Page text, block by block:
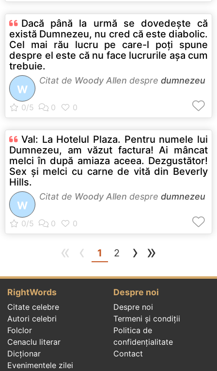
Dacă până la urmă se dovedeşte că
există Dumnezeu, nu cred că este diabolic.
Cel mai rău lucru pe care-l poţi spune
despre el este că nu face lucrurile aşa cum
trebuie.
W
Citat de Woody Allen despre dumnezeu
Val: La Hotelul Plaza. Pentru numele lui
Dumnezeu, am văzut factura! Ai mâncat
melci în după amiaza aceea. Dezgustător!
Sex şi melci cu carne de vită din Beverly
Hills.
W
Citat de Woody Allen despre dumnezeu
« ‹ 1 (current)
2 › »
RightWords
Citate celebre
Autori celebri
Folclor
Cenaclu literar
Dicționar
Evenimentele zilei
Despre noi
Despre noi
Termeni și condiții
Politica de
confidenţialitate
Contact